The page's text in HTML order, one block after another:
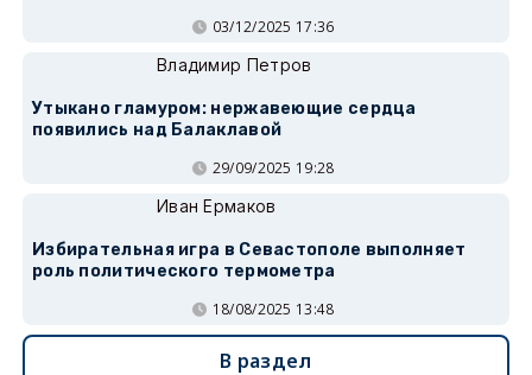
03/12/2025 17:36
Владимир Петров
Утыкано гламуром: нержавеющие сердца
появились над Балаклавой
29/09/2025 19:28
Иван Ермаков
Избирательная игра в Севастополе выполняет
роль политического термометра
18/08/2025 13:48
В раздел